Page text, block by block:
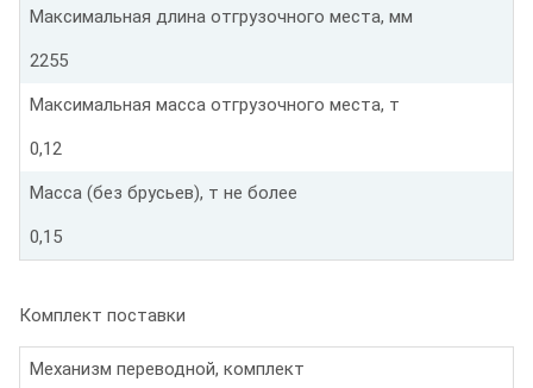
Максимальная длина отгрузочного места, мм
2255
Максимальная масса отгрузочного места, т
0,12
Масса (без брусьев), т не более
0,15
Комплект поставки
Механизм переводной, комплект